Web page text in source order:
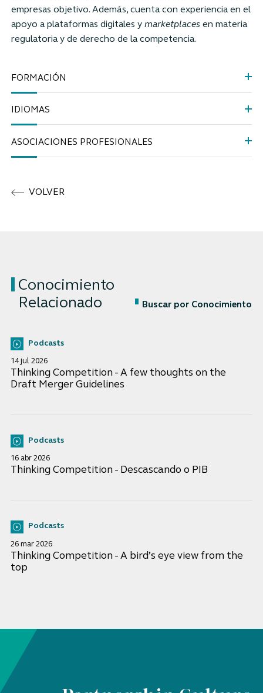
empresas objetivo. Además, cuenta con experiencia en el
apoyo a plataformas digitales y marketplacesen materia
regulatoria y de derecho de la competencia.
FORMACIÓN
IDIOMAS
ASOCIACIONES PROFESIONALES
VOLVER
Conocimiento
Relacionado
Buscar por Conocimiento
Podcasts
14 jul 2026
Thinking Competition - A few thoughts on the
Draft Merger Guidelines
Podcasts
16 abr 2026
Thinking Competition - Descascando o PIB
Podcasts
26 mar 2026
Thinking Competition - A bird’s eye view from the
top